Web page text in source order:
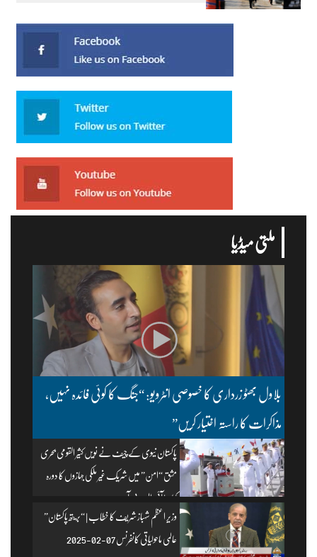
ملتی میڈیا
بلاول بھٹو زرداری کا خصوصی انٹرویو: “جنگ کا کوئی فائدہ نہیں،
مذاکرات کا راستہ اختیار کریں”
پاکستان نیوی کے چیف نے نویں کثیر القومی بحری
مشق “امن” میں شریک غیر ملکی جہازوں کا دورہ
کیا۔ | آئی ایس پی آر
وزیرِ اعظم شہباز شریف کا خطاب | “بریتھ پاکستان”
عالمی ماحولیاتی کانفرنس 07-02-2025